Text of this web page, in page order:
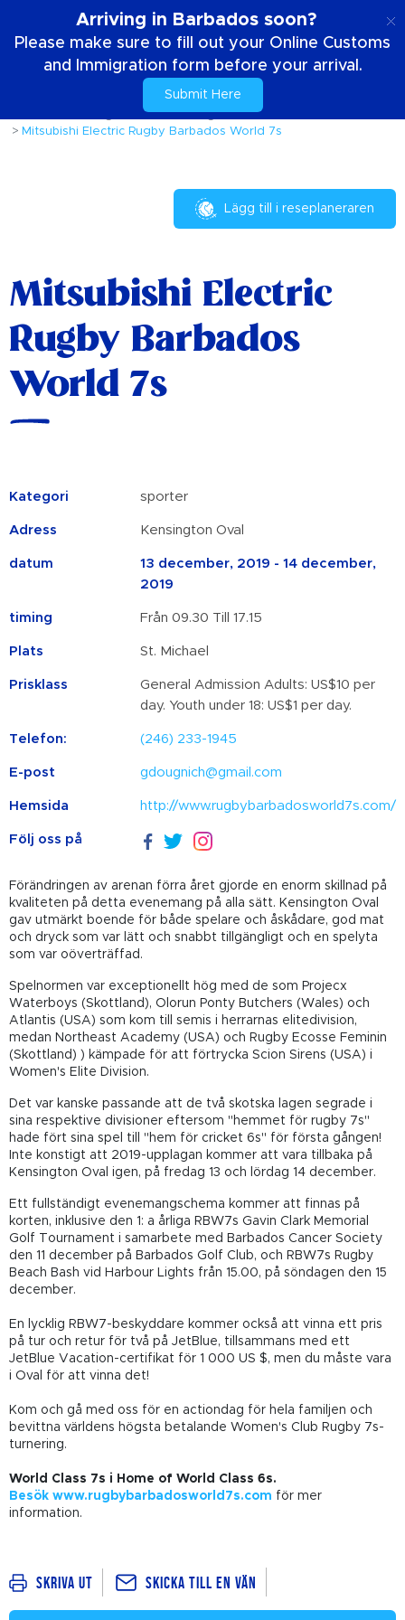
Arriving in Barbados soon?
Please make sure to fill out your Online Customs
and Immigration form before your arrival.
Submit Here
Evenemang och festivaler
Mitsubishi Electric Rugby Barbados World 7s
Lägg till i reseplaneraren
Mitsubishi Electric
Rugby Barbados
World 7s
Kategori sporter
Adress Kensington Oval
datum
13 december, 2019 - 14 december,
2019
timing Från 09.30 Till 17.15
Plats St. Michael
Prisklass
General Admission Adults: US$10 per
day. Youth under 18: US$1 per day.
Telefon: (246) 233-1945
E-post gdougnich@gmail.com
Hemsida http://www.rugbybarbadosworld7s.com/
Följ oss på
Förändringen av arenan förra året gjorde en enorm skillnad på
kvaliteten på detta evenemang på alla sätt. Kensington Oval
gav utmärkt boende för både spelare och åskådare, god mat
och dryck som var lätt och snabbt tillgängligt och en spelyta
som var oöverträffad.
Spelnormen var exceptionellt hög med de som Projecx
Waterboys (Skottland), Olorun Ponty Butchers (Wales) och
Atlantis (USA) som kom till semis i herrarnas elitedivision,
medan Northeast Academy (USA) och Rugby Ecosse Feminin
(Skottland) ) kämpade för att förtrycka Scion Sirens (USA) i
Women's Elite Division.
Det var kanske passande att de två skotska lagen segrade i
sina respektive divisioner eftersom "hemmet för rugby 7s"
hade fört sina spel till "hem för cricket 6s" för första gången!
Inte konstigt att 2019-upplagan kommer att vara tillbaka på
Kensington Oval igen, på fredag 13 och lördag 14 december.
Ett fullständigt evenemangschema kommer att finnas på
korten, inklusive den 1: a årliga RBW7s Gavin Clark Memorial
Golf Tournament i samarbete med Barbados Cancer Society
den 11 december på Barbados Golf Club, och RBW7s Rugby
Beach Bash vid Harbour Lights från 15.00, på söndagen den 15
december.
En lycklig RBW7-beskyddare kommer också att vinna ett pris
på tur och retur för två på JetBlue, tillsammans med ett
JetBlue Vacation-certifikat för 1 000 US $, men du måste vara
i Oval för att vinna det!
Kom och gå med oss för en actiondag för hela familjen och
bevittna världens högsta betalande Women's Club Rugby 7s-
turnering.
World Class 7s i Home of World Class 6s.
Besök www.rugbybarbadosworld7s.com för mer
information.
Skriva ut Skicka till en vän